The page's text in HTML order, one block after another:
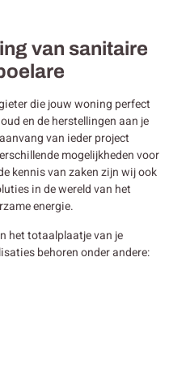
van sanitaire
die jouw woning perfect
en de herstellingen aan je
van ieder project
mogelijkheden voor
kennis van zaken zijn wij ook
in de wereld van het
energie.
het totaalplaatje van je
behoren onder andere: